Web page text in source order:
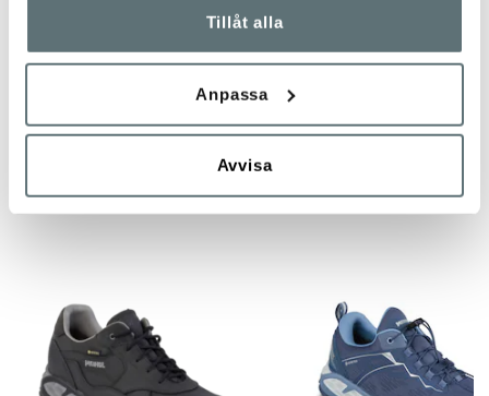
Tillåt alla
Anpassa
Avvisa
TRUSTPILOT-OMDÖMEN
ANDRA TITTADE OCKSÅ PÅ